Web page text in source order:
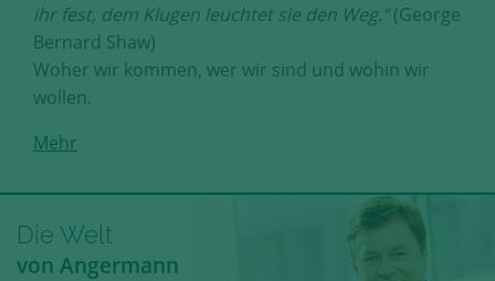
ihr fest, dem Klugen leuchtet sie den Weg.“(George
Bernard Shaw)
Woher wir kommen, wer wir sind und wohin wir
wollen.
Mehr
Die Welt
von Angermann